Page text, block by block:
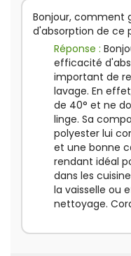
Bonjour, comment
d'absorption de ce
Réponse :
efficacité
important de
lavage. En
de 40° et ne
linge. Sa
polyester lui
et une bonne
rendant idéal
dans les
la vaisselle ou
nettoyage.